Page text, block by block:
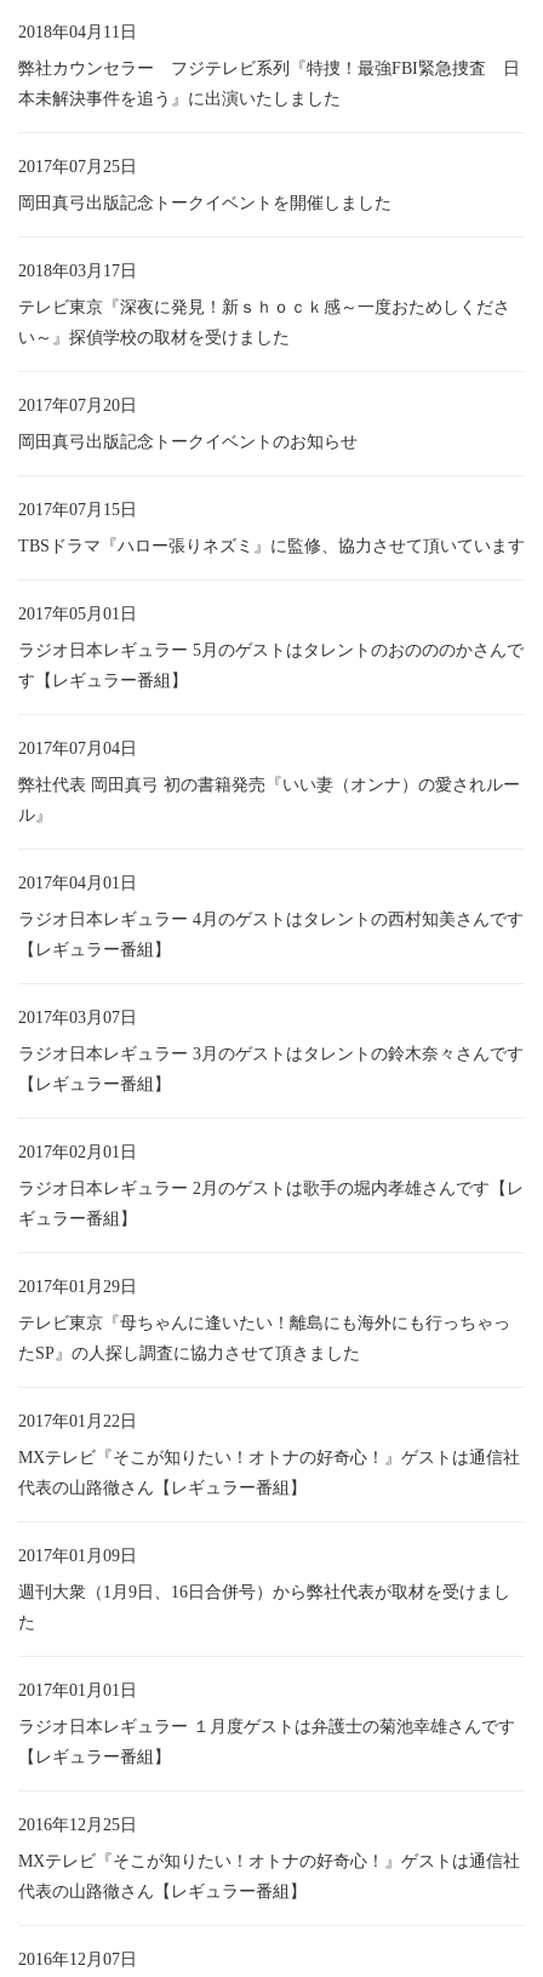
2018年04月11日
弊社カウンセラー フジテレビ系列『特捜！最強FBI緊急捜査 日
本未解決事件を追う』に出演いたしました
2017年07月25日
岡田真弓出版記念トークイベントを開催しました
2018年03月17日
テレビ東京『深夜に発見！新ｓｈｏｃｋ感～一度おためしくださ
い～』探偵学校の取材を受けました
2017年07月20日
岡田真弓出版記念トークイベントのお知らせ
2017年07月15日
TBSドラマ『ハロー張りネズミ』に監修、協力させて頂いています
2017年05月01日
ラジオ日本レギュラー 5月のゲストはタレントのおのののかさんで
す【レギュラー番組】
2017年07月04日
弊社代表 岡田真弓 初の書籍発売『いい妻（オンナ）の愛されルー
ル』
2017年04月01日
ラジオ日本レギュラー 4月のゲストはタレントの西村知美さんです
【レギュラー番組】
2017年03月07日
ラジオ日本レギュラー 3月のゲストはタレントの鈴木奈々さんです
【レギュラー番組】
2017年02月01日
ラジオ日本レギュラー 2月のゲストは歌手の堀内孝雄さんです【レ
ギュラー番組】
2017年01月29日
テレビ東京『母ちゃんに逢いたい！離島にも海外にも行っちゃっ
たSP』の人探し調査に協力させて頂きました
2017年01月22日
MXテレビ『そこが知りたい！オトナの好奇心！』ゲストは通信社
代表の山路徹さん【レギュラー番組】
2017年01月09日
週刊大衆（1月9日、16日合併号）から弊社代表が取材を受けまし
た
2017年01月01日
ラジオ日本レギュラー １月度ゲストは弁護士の菊池幸雄さんです
【レギュラー番組】
2016年12月25日
MXテレビ『そこが知りたい！オトナの好奇心！』ゲストは通信社
代表の山路徹さん【レギュラー番組】
2016年12月07日